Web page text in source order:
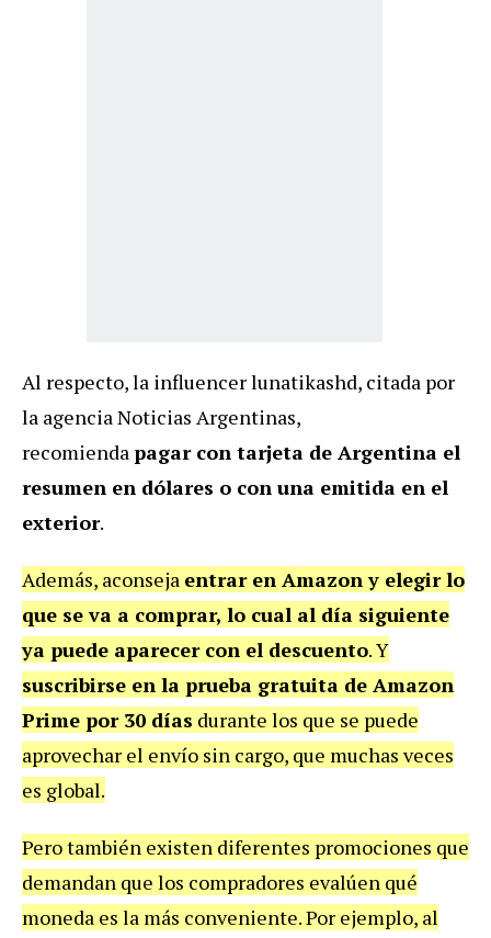
Al respecto, la influencer lunatikashd, citada por
la agencia Noticias Argentinas,
recomiendapagar con tarjeta de Argentina el
resumen en dólares o con una emitida en el
exterior.
Además, aconseja entrar en Amazon y elegir lo
que se va a comprar, lo cual al día siguiente
ya puede aparecer con el descuento. Y
suscribirse en la prueba gratuita de Amazon
Prime por 30 días durante los que se puede
aprovechar el envío sin cargo, que muchas veces
es global.
Pero también existen diferentes promociones que
demandan que los compradores evalúen qué
moneda es la más conveniente. Por ejemplo, al